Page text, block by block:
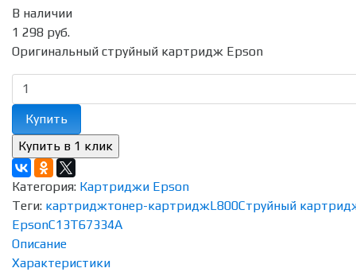
В наличии
1 298 руб.
Оригинальный струйный картридж Epson
Купить
Категория: Картриджи Epson
Теги: картриджтонер-картриджL800Струйный
EpsonC13T67334A
Описание
Характеристики